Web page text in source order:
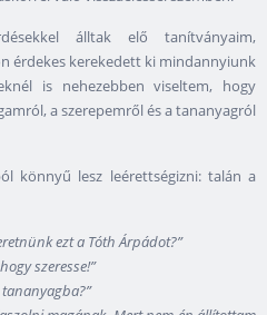
álltak elő tanítványaim,
érdekes kerekedett ki mindannyiunk
is nehezebben viseltem, hogy
a szerepemről és a tananyagról
könnyű lesz leérettségizni: talán a
ezt a Tóth Árpádot?”
szeresse!”